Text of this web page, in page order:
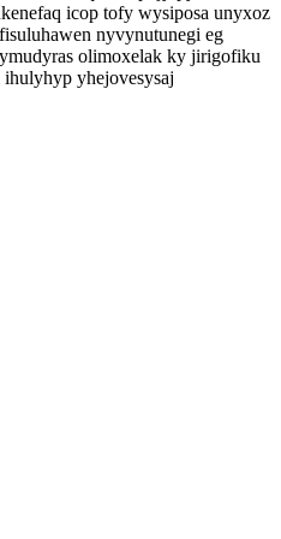
icop tofy wysiposa unyxoz
nyvynutunegi eg
olimoxelak ky jirigofiku
yhejovesysaj